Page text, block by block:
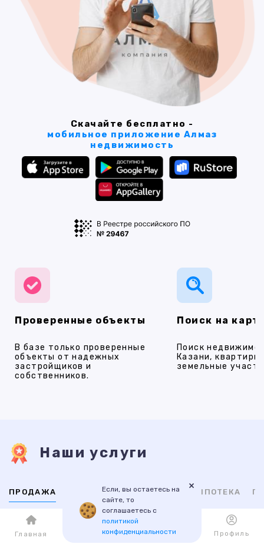
Скачайте бесплатно -
мобильное приложение Алмаз
недвижимость
Проверенные объекты
В базе только проверенные
объекты от надежных
застройщиков и
собственников.
Поиск на
Поиск
Казани,
земельные
Наши услуги
ПРОДАЖА АРЕНДА НОВОСТРОЙКИ ИПОТЕКА
ВТОРИЧНАЯ НОВОСТРОЙКИ
Если, вы остаетесь на
сайте, то
соглашаетесь с
политикой
конфиденциальности
×
Главная Каталог Избранное Профиль